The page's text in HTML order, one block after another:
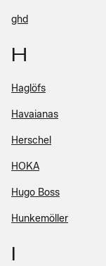
ghd
H
Haglöfs
Havaianas
Herschel
HOKA
Hugo Boss
Hunkemöller
I